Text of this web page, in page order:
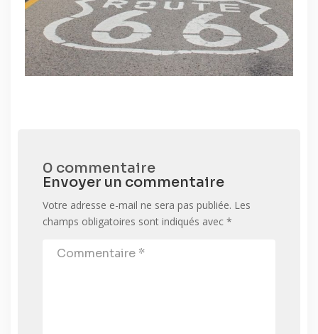
0 commentaire
Envoyer un commentaire
Votre adresse e-mail ne sera pas publiée. Les
champs obligatoires sont indiqués avec *